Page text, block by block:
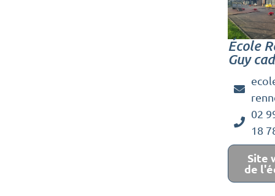
École
Guy
02
18
Site
de